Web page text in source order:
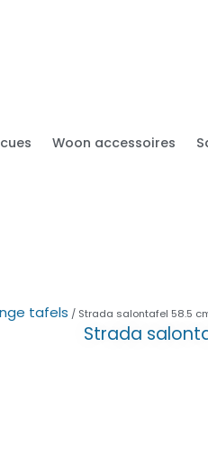
Woon accessoires
tafels / Strada salontafel 58.5
Strada